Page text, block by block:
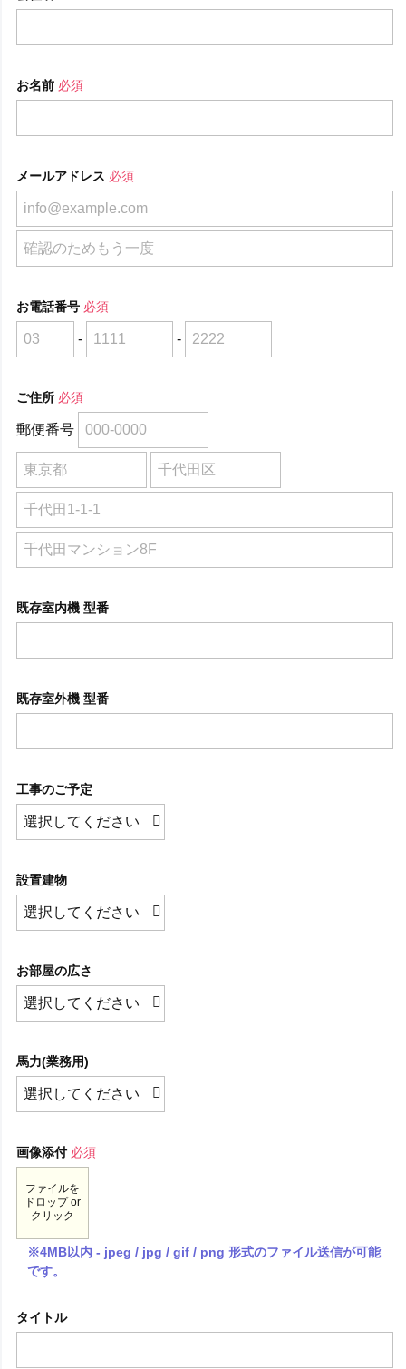
お名前 必須
メールアドレス 必須
お電話番号 必須
- -
ご住所 必須
郵便番号
既存室内機 型番
既存室外機 型番
工事のご予定
設置建物
お部屋の広さ
馬力(業務用)
画像添付 必須
ファイルを
ドロップ or
クリック
※4MB以内 - jpeg / jpg / gif / png 形式のファイル送信が可能
です。
タイトル